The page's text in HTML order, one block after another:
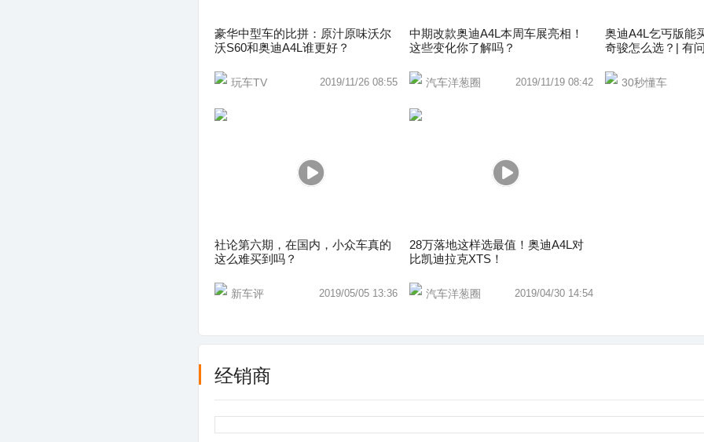
豪华中型车的比拼：原汁原味沃尔
沃S60和奥迪A4L谁更好？
玩车TV 2019/11/26 08:55
中期改款奥迪A4L本周车展亮相！
这些变化你了解吗？
汽车洋葱圈 2019/11/19 08:42
奥迪A4L乞丐版能
奇骏怎么选？| 有
30秒懂车
社论第六期，在国内，小众车真的
这么难买到吗？
新车评 2019/05/05 13:36
28万落地这样选最值！奥迪A4L对
比凯迪拉克XTS！
汽车洋葱圈 2019/04/30 14:54
经销商